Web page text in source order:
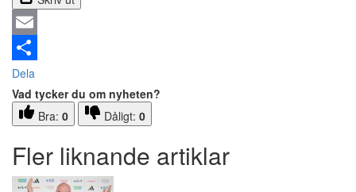
Email
Dela
Vad tycker du om nyheten?
Bra: 0 Dåligt: 0
Fler liknande artiklar